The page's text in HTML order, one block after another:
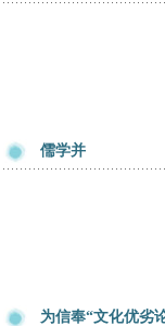
儒学并
为信奉“文化优劣